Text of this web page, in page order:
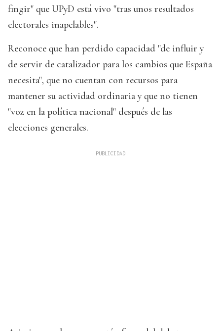
fingir" que UPyD está vivo "tras unos resultados
electorales inapelables".
Reconoce que han perdido capacidad "de influir y
de servir de catalizador para los cambios que España
necesita", que no cuentan con recursos para
mantener su actividad ordinaria y que no tienen
"voz en la política nacional" después de las
elecciones generales.